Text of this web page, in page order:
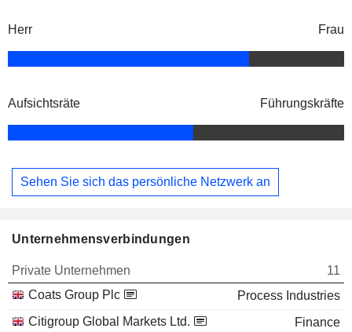
Herr Frau
Aufsichtsräte Führungskräfte
Sehen Sie sich das persönliche Netzwerk an
Unternehmensverbindungen
Private Unternehmen
11
Coats Group Plc
Process Industries
Citigroup Global Markets Ltd.
Finance